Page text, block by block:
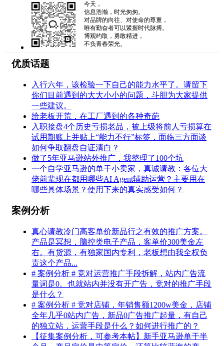
今天，
信息浩瀚，时光匆匆。
对品牌的向往、对使命的尊重，
唯有勤奋者可以紧握时代脉搏。
博观约取，勇敢精进，
不负青春荣光。
优质话题
入行六年，该检验一下自己的能力水平了。请留下
你们目前遇到的大大小小的问题，斗胆为大家提供
一些建议。
给老板开荒，在工厂遇到的各种奇葩
入职接盘4个历史亏损老品，被上级将前人亏损算在
试用期账上并贴上“能力不行”标签，面临三方面谈
如何争取翻盘自证清白？
做了5年亚马逊站外推广，我整理了100个坑
一个自学亚马逊的单干小卖家，真诚请教：各位大
佬前辈现在都用哪些AI Agent辅助运营？主要用在
哪些具体场景？使用下来的真实感受如何？
案例分析
真心请教冷门高客单价新品行之有效的推广方案。
产品是冥想，脑控类电子产品，客单价300美金左
右。有货源，有独家国内专利，老板想由我全权负
责这个产品...
# 案例分析 # 竞对运营推广手段拆解，站内广告流
量词是0。也就站内并没有开广告，竞对的推广手段
是什么？
# 案例分析 # 竞对店铺，年销售额1200w美金，店铺
全年几乎0站内广告，新品0广告推广起量，有自己
的独立站，运营手段是什么？如何进行推广的？
【征集案例分析，可参考本帖】新手亚马逊单干半